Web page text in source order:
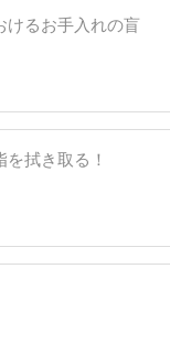
けるお手入れの盲
拭き取る！